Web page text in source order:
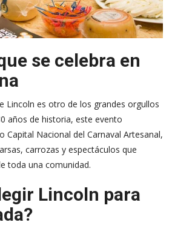
se celebra en
Lincoln es otro de los grandes orgullos
años de historia, este evento
Capital Nacional del Carnaval Artesanal,
carrozas y espectáculos que
toda una comunidad.
Lincoln para